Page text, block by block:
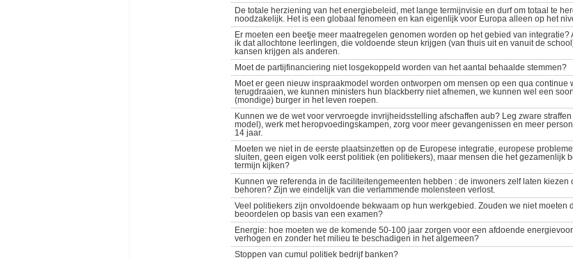
De totale herziening van het energiebeleid, met lange termijnvisie en durf om totaal te
noodzakelijk. Het is een globaal fenomeen en kan eigenlijk voor Europa alleen op het
Er moeten een beetje meer maatregelen genomen worden op het gebied van
ik dat allochtone leerlingen, die voldoende steun krijgen (van thuis uit en vanuit de
kansen krijgen als anderen.
Moet de partijfinanciering niet losgekoppeld worden van het aantal behaalde stemmen?
Moet er geen nieuw inspraakmodel worden ontworpen om mensen op een qua
terugdraaien, we kunnen ministers hun blackberry niet afnemen, we kunnen wel een
(mondige) burger in het leven roepen.
Kunnen we de wet voor vervroegde invrijheidsstelling afschaffen aub? Leg zware
model), werk met heropvoedingskampen, zorg voor meer gevangenissen en meer
14 jaar.
Moeten we niet in de eerste plaatsinzetten op de Europese integratie, europese
sluiten, geen eigen volk eerst politiek (en politiekers), maar mensen die het gezamenlijk
termijn kijken?
Kunnen we referenda in de faciliteitengemeenten hebben : de inwoners zelf laten
behoren? Zijn we eindelijk van die verlammende molensteen verlost.
Veel politiekers zijn onvoldoende bekwaam op hun werkgebied. Zouden we niet moeten
beoordelen op basis van een examen?
Energie: hoe moeten we de komende 50-100 jaar zorgen voor een afdoende
verhogen en zonder het milieu te beschadigen in het algemeen?
Stoppen van cumul politiek bedrijf banken?